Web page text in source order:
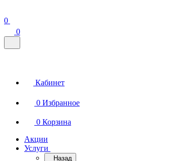
0
0
Кабинет
0 Избранное
0 Корзина
Акции
Услуги
Назад